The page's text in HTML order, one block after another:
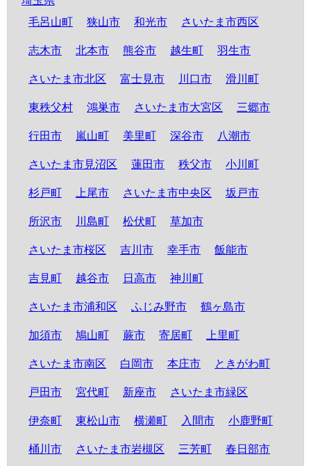
毛呂山町
狭山市 和光市 さいたま市西区
志木市 北本市 熊谷市 越生町 羽生市
さいたま市北区 富士見市 川口市 滑川町
東秩父村 鴻巣市 さいたま市大宮区 三郷市
行田市 嵐山町 美里町 深谷市 八潮市
さいたま市見沼区 蓮田市 秩父市 小川町
杉戸町 上尾市 さいたま市中央区 坂戸市
所沢市 川島町 松伏町 草加市
さいたま市桜区 吉川市 幸手市 飯能市
吉見町 越谷市 日高市 神川町
さいたま市浦和区 ふじみ野市 鶴ヶ島市
加須市 鳩山町 蕨市 寄居町 上里町
さいたま市南区 白岡市 本庄市 ときがわ町
戸田市 宮代町 新座市 さいたま市緑区
伊奈町 東松山市 横瀬町 入間市 小鹿野町
桶川市 さいたま市岩槻区 三芳町 春日部市